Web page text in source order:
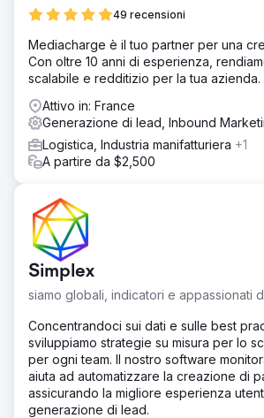
49 recensioni
Mediacharge è il tuo partner per una
Con oltre 10 anni di esperienza,
scalabile e redditizio per la tua azienda.
Attivo in: France
Generazione di lead, Inbound
Logistica, Industria manifatturiera +1
A partire da $2,500
Simplex
siamo globali, indicatori e appassionati
Concentrandoci sui dati e sulle best
sviluppiamo strategie su misura per lo
per ogni team. Il nostro software
aiuta ad automatizzare la creazione di
assicurando la migliore esperienza
generazione di lead.